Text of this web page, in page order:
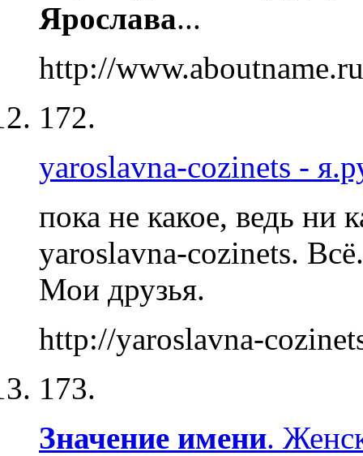
Ярослава...
http://
172.
yaroslavna-cozinets -
пока не какое, ведь ни
yaroslavna-cozinets.
Мои друзья.
http://yaroslavna-
173.
Значение имени.